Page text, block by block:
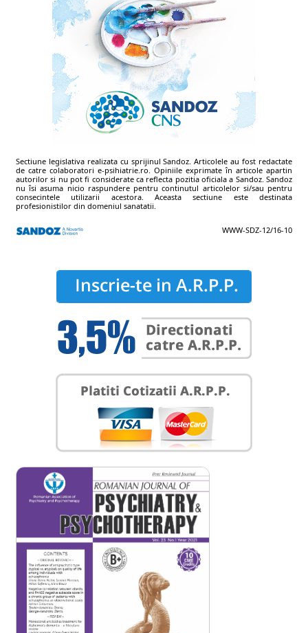
Sectiune legislativa realizata cu sprijinul Sandoz. Articolele au fost redactate
de catre colaboratori e-psihiatrie.ro. Opiniile exprimate în articole apartin
autorilor si nu pot fi considerate ca reflecta pozitia oficiala a Sandoz. Sandoz
nu îsi asuma nicio raspundere pentru continutul articolelor si/sau pentru
consecintele utilizarii acestora. Aceasta sectiune este destinata
profesionistilor din domeniul sanatatii.
WWW-SDZ-12/16-10